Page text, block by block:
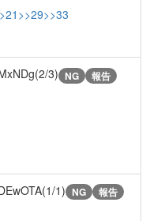
>>29>>33
3) NG 報告
1) NG 報告